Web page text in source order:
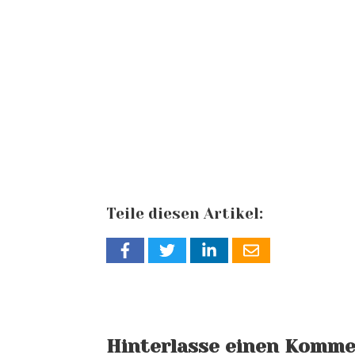
Teile diesen Artikel:
Hinterlasse einen